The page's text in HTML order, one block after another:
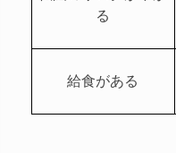
る
給食がある